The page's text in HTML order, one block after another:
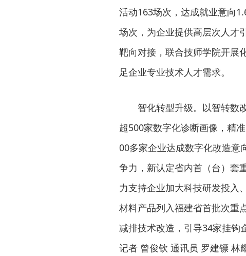
活动163场次，达成就业意向
场次，为企业提供高层次人才
靶向对接，联合技师学院开展
足企业专业技术人才需求。
智化转型升级。以智转数
超500家数字化诊断画像，精
00多家企业达成数字化改造意
争力，新认定省内首（台）套
力支持企业加大科技研发投入
材料产品列入福建省首批次重
减排技术改造，引导34家挂钩
记者 曾俊钦 通讯员 罗建镖 林